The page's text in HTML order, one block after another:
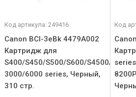
Код артикула: 249416
Canon BCI-3eBk 4479A002
Картридж для
S400/S450/S500/S600/S4500/
3000/6000 series, Черный,
310 стр.
Код